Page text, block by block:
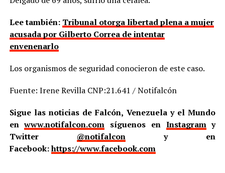
Lee también: Tribunal otorga libertad plena a mujer
acusada por Gilberto Correa de intentar
envenenarlo
Los organismos de seguridad conocieron de este caso.
Fuente: Irene Revilla CNP:21.641 / Notifalcón
Sigue las noticias de Falcón, Venezuela y el Mundo
enwww.notifalcon.com síguenos en Instagramy
Twitter @notifalcony en
Facebook:https://www.facebook.com